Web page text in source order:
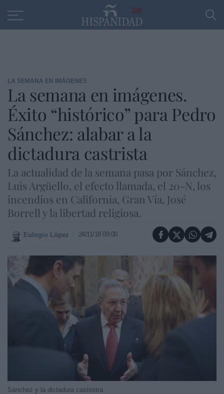
30
LA SEMANA EN IMÁGENES
La semana en imágenes.
Éxito “histórico” para Pedro
Sánchez: alabar a la
dictadura castrista
La actualidad de la semana pasa por Sánchez,
Luis Argüello, el efecto llamada, el 20-N, los
incendios en California, Gran Vía, José
Borrell y la libertad religiosa.
Eulogio López 24/11/18 09:00
Sánchez y la dictadura castristra